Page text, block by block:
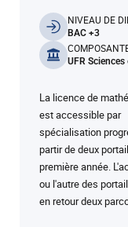
NIVEAU DE
BAC +3
UFR
La licence de
est accessible par
spécialisation
partir de deux
première année.
ou l'autre des
en retour deux